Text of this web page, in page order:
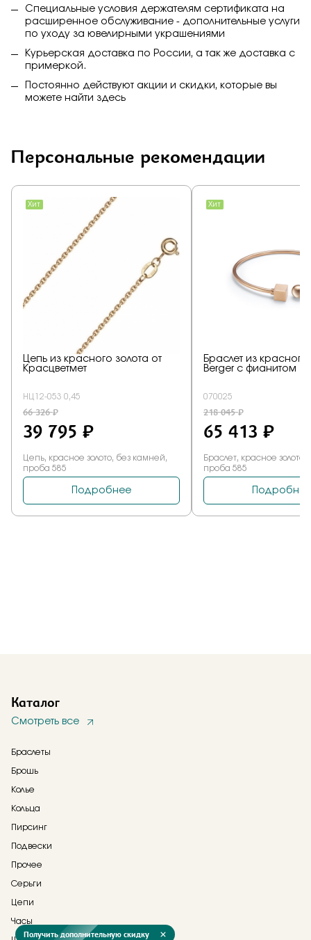
Специальные условия держателям сертификата на
расширенное обслуживание - дополнительные услуги
по уходу за ювелирными украшениями
Курьерская доставка по России, а так же доставка с
примеркой.
Постоянно действуют акции и скидки, которые вы
можете найти здесь
Персональные рекомендации
Каталог
Смотреть все
Браслеты
Брошь
Колье
Кольца
Пирсинг
Подвески
Прочее
Серьги
Цепи
Часы
Получить дополнительную скидку